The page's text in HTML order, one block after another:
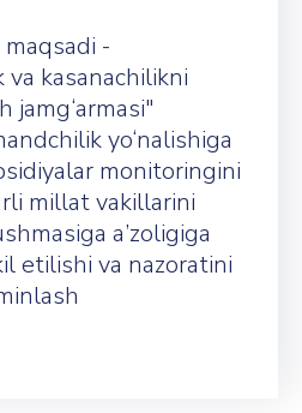
-
kasanachilikni
jamg‘armasi"
yo‘nalishiga
monitoringini
millat vakillarini
a’zoligiga
etilishi va nazoratini